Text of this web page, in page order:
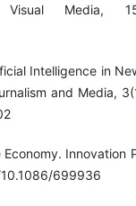
Media,
Intelligence in
and Media,
Innovation
699936